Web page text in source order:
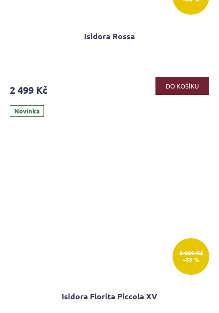
Isidora Rossa
je
5
2 499 Kč DO KOŠÍKU
Novinka
2 999 Kč
–33 %
Isidora Florita Piccola XV